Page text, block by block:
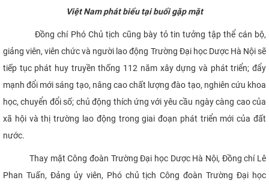
Việt Nam phát biểu tại buổi gặp mặt
Đồng chí Phó Chủ tịch cũng bày tỏ tin tưởng tập thể cán bộ,
giảng viên, viên chức và người lao động Trường Đại học Dược Hà Nội sẽ
tiếp tục phát huy truyền thống 112 năm xây dựng và phát triển; đẩy
mạnh đổi mới sáng tạo, nâng cao chất lượng đào tạo, nghiên cứu khoa
học, chuyển đổi số; chủ động thích ứng với yêu cầu ngày càng cao của
xã hội và thị trường lao động trong giai đoạn phát triển mới của đất
nước.
Thay mặt Công đoàn Trường Đại học Dược Hà Nội, Đồng chí Lê
Phan Tuấn, Đảng ủy viên, Phó chủ tịch Công đoàn Trường Đại học